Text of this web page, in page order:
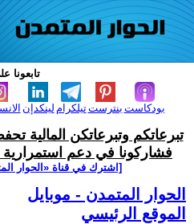
تابعونا
لينكدإن تيلكرامبنترست بودكاست
تبرعاتكم وتبرعاتكن المالية
فشاركونا في دعم استمرارية
[اشترك في قناة ‫«الحوار
الحوار المتمدن - موبايل
الموقع الرئيسي